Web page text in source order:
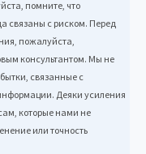
помните, что
связаны с риском. Перед
пожалуйста,
консультантом. Мы не
связанные с
Деяки усиления
которые нами не
или точность